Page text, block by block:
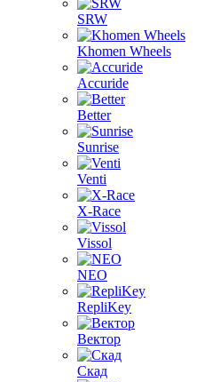
SRW
Khomen Wheels
Accuride
Better
Sunrise
Venti
X-Race
Vissol
NEO
RepliKey
Вектор
Скад